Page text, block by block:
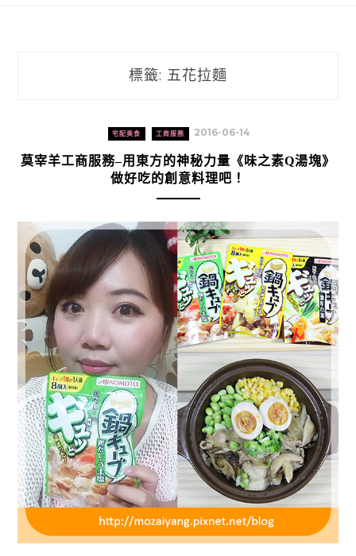
標籤: 五花拉麵
宅配美食 工商服務 2016-06-14
莫宰羊工商服務–用東方的神秘力量《味之素Q湯塊》
做好吃的創意料理吧！